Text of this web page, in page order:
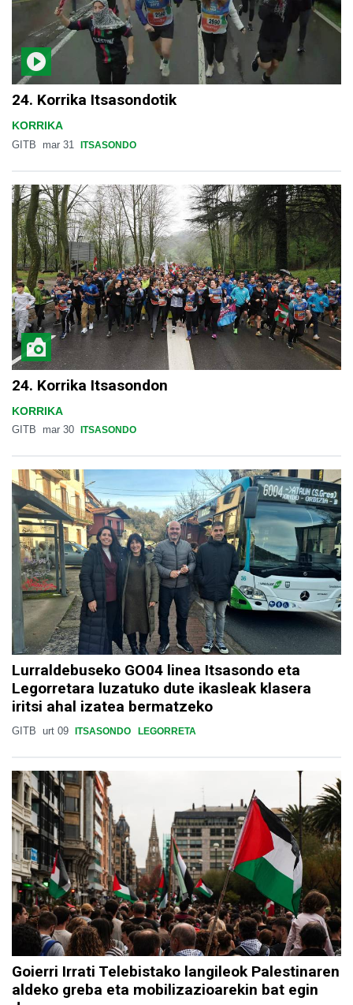
24. Korrika Itsasondotik
KORRIKA
GITB mar 31 ITSASONDO
24. Korrika Itsasondon
KORRIKA
GITB mar 30 ITSASONDO
Lurraldebuseko GO04 linea Itsasondo eta
Legorretara luzatuko dute ikasleak klasera
iritsi ahal izatea bermatzeko
GITB urt 09 ITSASONDO LEGORRETA
Goierri Irrati Telebistako langileok Palestinaren
aldeko greba eta mobilizazioarekin bat egin